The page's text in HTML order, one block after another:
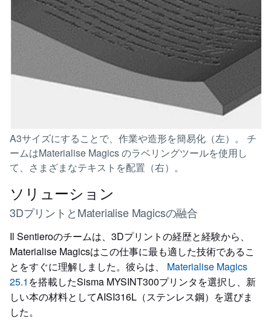
A3サイズにすることで、作業や造形を簡易化（左）。 チ
ームはMaterialise Magics のラベリングツールを使用し
て、さまざまなテキストを配置（右）。
ソリューション
3DプリントとMaterialise Magicsの融合
Il Sentieroのチームは、3Dプリントの経歴と経験から、
Materialise Magicsはこの仕事に最も適した技術であるこ
とをすぐに理解しました。彼らは、 Materialise Magics
25.1 を搭載したSisma MYSINT300プリンタを選択し、新
しい本の材料としてAISI316L（ステンレス鋼）を選びま
した。